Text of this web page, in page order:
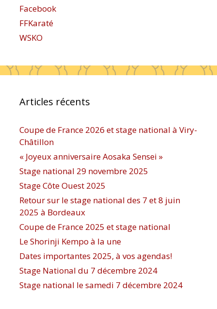
Facebook
FFKaraté
WSKO
Articles récents
Coupe de France 2026 et stage national à Viry-
Châtillon
« Joyeux anniversaire Aosaka Sensei »
Stage national 29 novembre 2025
Stage Côte Ouest 2025
Retour sur le stage national des 7 et 8 juin
2025 à Bordeaux
Coupe de France 2025 et stage national
Le Shorinji Kempo à la une
Dates importantes 2025, à vos agendas!
Stage National du 7 décembre 2024
Stage national le samedi 7 décembre 2024